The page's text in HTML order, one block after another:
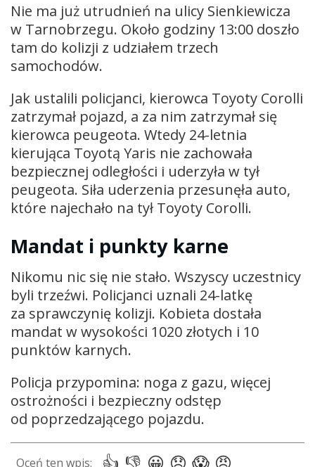
Nie ma już utrudnień na ulicy Sienkiewicza
w Tarnobrzegu. Około godziny 13:00 doszło
tam do kolizji z udziałem trzech
samochodów.
Jak ustalili policjanci, kierowca Toyoty Corolli
zatrzymał pojazd, a za nim zatrzymał się
kierowca peugeota. Wtedy 24-letnia
kierująca Toyotą Yaris nie zachowała
bezpiecznej odległości i uderzyła w tył
peugeota. Siła uderzenia przesunęła auto,
które najechało na tył Toyoty Corolli.
Mandat i punkty karne
Nikomu nic się nie stało. Wszyscy uczestnicy
byli trzeźwi. Policjanci uznali 24-latkę
za sprawczynię kolizji. Kobieta dostała
mandat w wysokości 1020 złotych i 10
punktów karnych.
Policja przypomina: noga z gazu, więcej
ostrożności i bezpieczny odstęp
od poprzedzającego pojazdu.